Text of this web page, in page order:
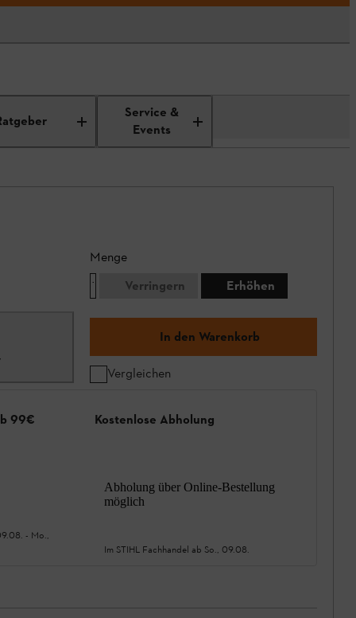
Service &
Events
Menge
Verringern
Erhöhen
In den Warenkorb
Vergleichen
99€
- Mo.,
Kostenlose Abholung
Abholung über Online-Bestellung
möglich
Im STIHL Fachhandel ab So., 09.08.